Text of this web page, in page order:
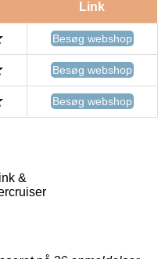
Link
Besøg webshop
Besøg webshop
Besøg webshop
&